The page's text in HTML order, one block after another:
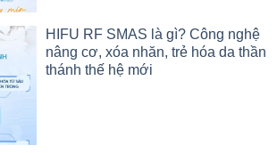
HIFU RF SMAS là gì? Công nghệ
nâng cơ, xóa nhăn, trẻ hóa da thần
thánh thế hệ mới